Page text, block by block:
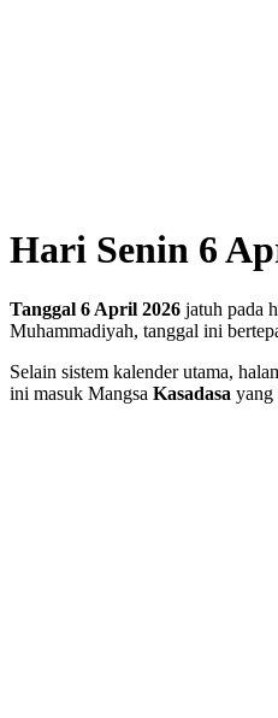
Hari Senin 6
Tanggal 6 April 2026 jatuh pada
Muhammadiyah, tanggal ini
Selain sistem kalender utama,
ini masuk Mangsa Kasadasa yang